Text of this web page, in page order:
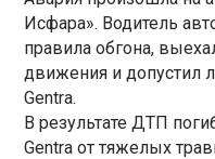
Исфара». Водитель
правила обгона,
движения и допустил
Gentra.
В результате ДТП
Gentra от тяжелых